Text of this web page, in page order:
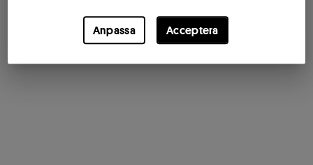
Anpassa Acceptera